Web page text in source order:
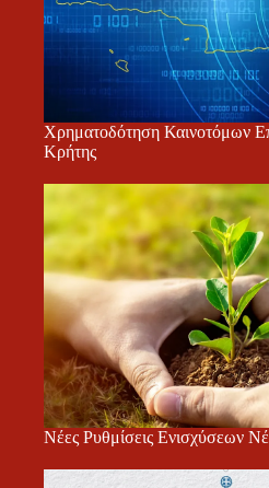
Χρηματοδότηση Καινοτόμων
Κρήτης
Νέες Ρυθμίσεις Ενισχύσεων